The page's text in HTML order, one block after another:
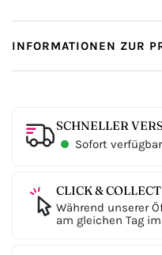
INFORMATIONEN ZUR
SCHNELLER
Sofort
CLICK & COLLECT
Während unserer
am gleichen Tag